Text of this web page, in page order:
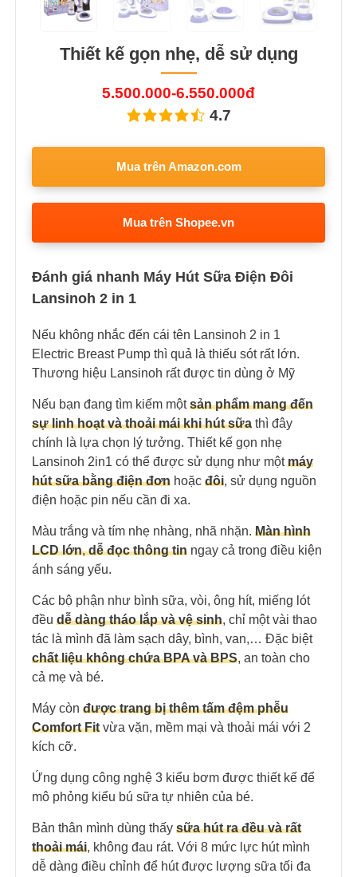
Thiết kế gọn nhẹ, dễ sử dụng
5.500.000-6.550.000đ
4.7
Mua trên Amazon.com
Mua trên Shopee.vn
Đánh giá nhanh Máy Hút Sữa Điện Đôi
Lansinoh 2 in 1
Nếu không nhắc đến cái tên Lansinoh 2 in 1
Electric Breast Pump thì quả là thiếu sót rất lớn.
Thương hiệu Lansinoh rất được tin dùng ở Mỹ
Nếu bạn đang tìm kiếm mộtsản phẩm mang đến
sự linh hoạt và thoải mái khi hút sữa thì đây
chính là lựa chọn lý tưởng. Thiết kế gọn nhẹ
Lansinoh 2in1 có thể được sử dụng như mộtmáy
hút sữa bằng điện đơn hoặc đôi, sử dụng nguồn
điện hoặc pin nếu cần đi xa.
Màu trắng và tím nhẹ nhàng, nhã nhặn. Màn hình
LCD lớn,dễ đọc thông tin ngay cả trong điều kiện
ánh sáng yếu.
Các bộ phận như bình sữa, vòi, ông hít, miếng lót
đều dễ dàng tháo lắp và vệ sinh, chỉ một vài thao
tác là mình đã làm sạch dây, bình, van,… Đặc biệt
chất liệu không chứa BPA và BPS, an toàn cho
cả mẹ và bé.
Máy còn được trang bị thêm tấm đệm phễu
Comfort Fit vừa vặn, mềm mại và thoải mái với 2
kích cỡ.
Ứng dụng công nghệ 3 kiểu bơm được thiết kế để
mô phỏng kiểu bú sữa tự nhiên của bé.
Bản thân mình dùng thấy sữa hút ra đều và rất
thoải mái, không đau rát. Với 8 mức lực hút mình
dễ dàng điều chỉnh để hút được lượng sữa tối đa